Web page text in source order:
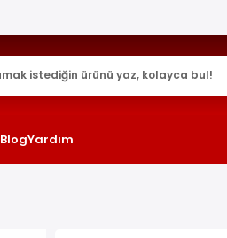
BlogYardım